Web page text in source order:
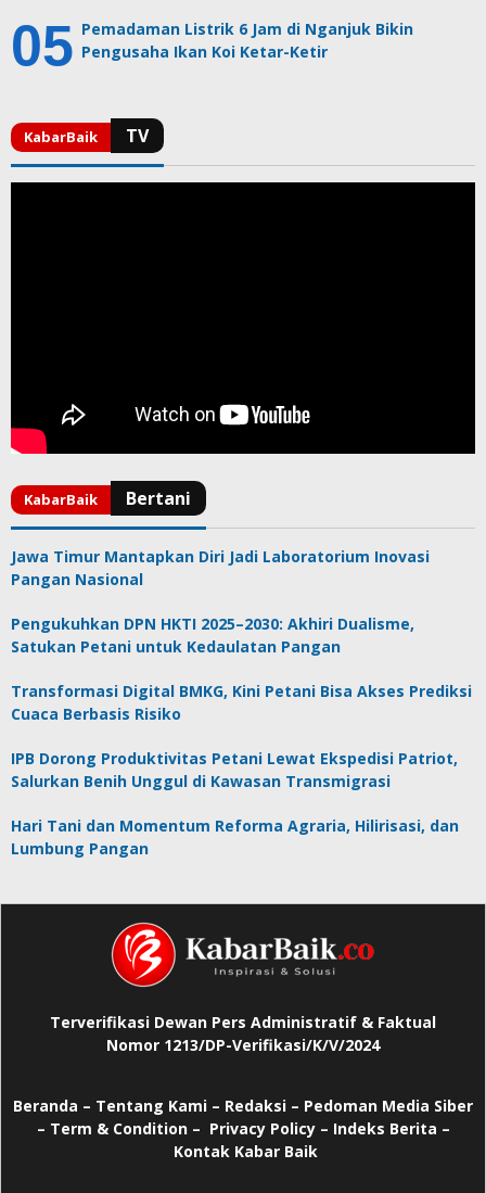
Pemadaman Listrik 6 Jam di Nganjuk Bikin
Pengusaha Ikan Koi Ketar-Ketir
Jawa Timur Mantapkan Diri Jadi Laboratorium Inovasi
Pangan Nasional
Pengukuhkan DPN HKTI 2025–2030: Akhiri Dualisme,
Satukan Petani untuk Kedaulatan Pangan
Transformasi Digital BMKG, Kini Petani Bisa Akses Prediksi
Cuaca Berbasis Risiko
IPB Dorong Produktivitas Petani Lewat Ekspedisi Patriot,
Salurkan Benih Unggul di Kawasan Transmigrasi
Hari Tani dan Momentum Reforma Agraria, Hilirisasi, dan
Lumbung Pangan
Terverifikasi Dewan Pers Administratif & Faktual
Nomor 1213/DP-Verifikasi/K/V/2024
Beranda – Tentang Kami – Redaksi – Pedoman Media Siber
– Term & Condition – Privacy Policy– Indeks Berita –
Kontak Kabar Baik